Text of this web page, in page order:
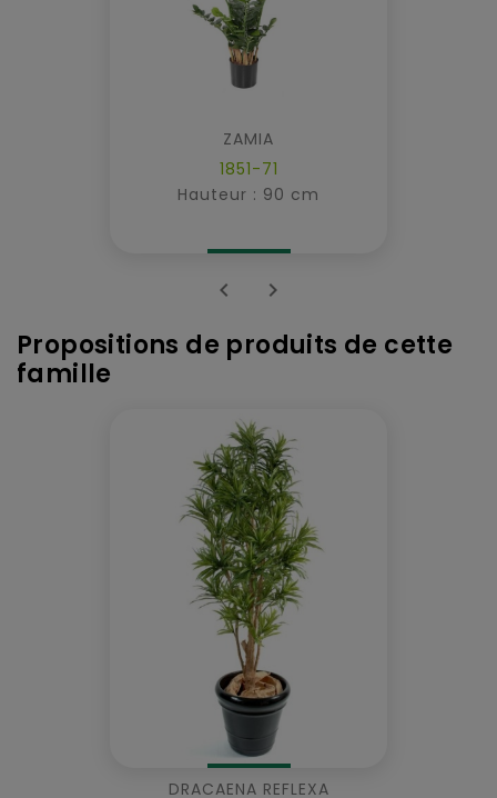
ZAMIA
1851-71
Hauteur : 90 cm
 
Propositions de produits de cette
famille
DRACAENA REFLEXA